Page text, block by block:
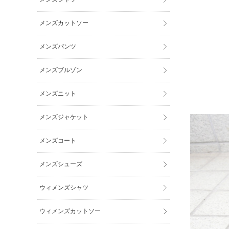
メンズカットソー
メンズパンツ
メンズブルゾン
メンズニット
メンズジャケット
メンズコート
メンズシューズ
ウィメンズシャツ
ウィメンズカットソー